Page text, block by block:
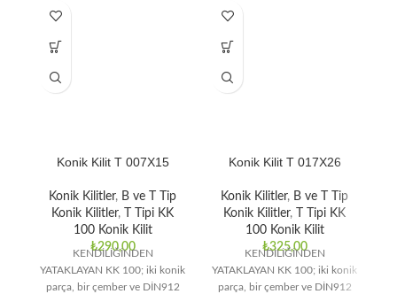
Konik Kilit T 007X15
Konik Kilitler, B ve T Tip
Konik Kilitler,
T Tipi KK
100 Konik Kilit
₺290,00
KENDİLİĞİNDEN
YATAKLAYAN KK 100; iki konik
parça, bir çember ve DİN912
Konik Kilit T 017X26
Konik Kilitler, B ve T Tip
Konik Kilitler,
T Tipi KK
100 Konik Kilit
₺325,00
KENDİLİĞİNDEN
YATAKLAYAN KK 100; iki konik
parça, bir çember ve DİN912